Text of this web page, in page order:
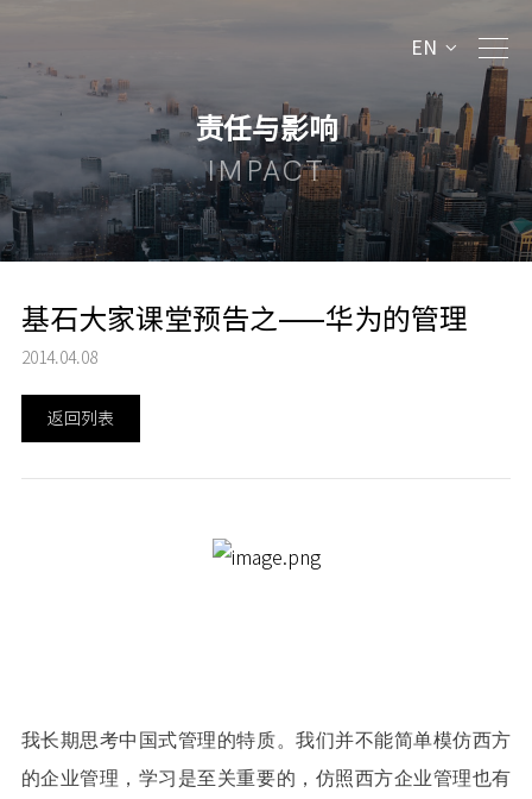
EN
责任与影响
IMPACT
基石大家课堂预告之——华为的管理
2014.04.08
返回列表
我长期思考中国式管理的特质。我们并不能简单模仿西方
的企业管理，学习是至关重要的，仿照西方企业管理也有